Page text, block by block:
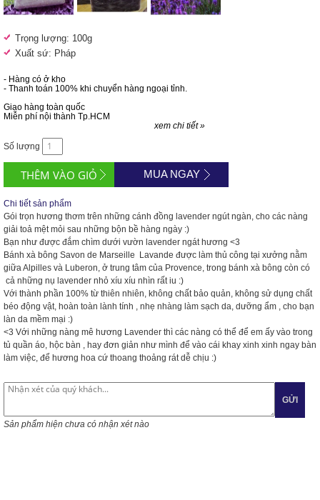
Trọng lượng: 100g
Xuất sứ: Pháp
- Hàng có ở kho
- Thanh toán 100% khi chuyển hàng ngoại tỉnh.
Giao hàng toàn quốc
Miễn phí nội thành Tp.HCM
xem chi tiết »
Số lượng
MUA NGAY
Chi tiết sản phẩm
Gói trọn hương thơm trên những cánh đồng lavender ngút ngàn, cho các nàng
giải toả mệt mỏi sau những bộn bề hàng ngày :)
Bạn như được đắm chìm dưới vườn lavender ngát hương <3
Bánh xà bông Savon de Marseille Lavande được làm thủ công tại xưởng nằm
giữa Alpilles và Luberon, ở trung tâm của Provence, trong bánh xà bông còn có
cả những nụ lavender nhỏ xíu xíu nhìn rất iu :)
Với thành phần 100% từ thiên nhiên, không chất bảo quản, không sử dụng chất
béo động vật, hoàn toàn lành tính , nhẹ nhàng làm sạch da, dưỡng ẩm , cho bạn
làn da mềm mại :)
<3 Với những nàng mê hương Lavender thì các nàng có thể để em ấy vào trong
tủ quần áo, hộc bàn , hay đơn giản như mình để vào cái khay xinh xinh ngay bàn
làm việc, để hương hoa cứ thoang thoảng rát dễ chịu :)
GỬI
Sản phẩm hiện chưa có nhận xét nào